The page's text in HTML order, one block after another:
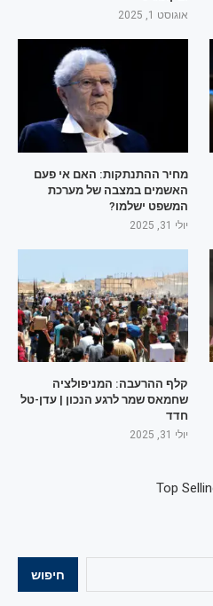
חיפוש
אוגוסט 1, 2025
מחיר ההתנתקות: האם אי פעם
האשמים במצבה של מערכת
המשפט ישלמו?
יולי 31, 2025
קלף ההרעבה: המניפולציה
שחמאס שמר לרגע הנכון | עדן-טל
חדד
יולי 31, 2025